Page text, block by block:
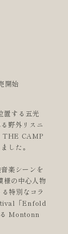
開始
置する五光
野外リスニ
THE CAMP
した。
楽シーンを
様の中心人物
特別なコラ
「Enfold
Montonn